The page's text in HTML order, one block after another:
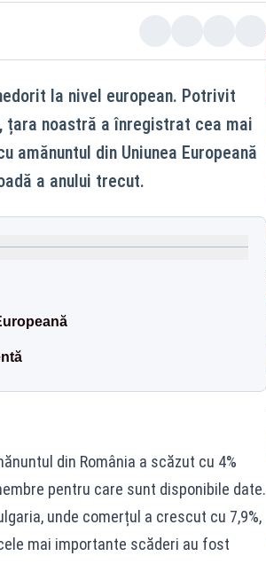
la nivel european. Potrivit
noastră a înregistrat cea mai
amănuntul din Uniunea Europeană
a anului trecut.
din România a scăzut cu 4%
pentru care sunt disponibile date.
unde comerțul a crescut cu 7,9%,
mai importante scăderi au fost